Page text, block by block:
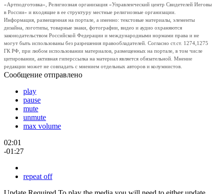
«Артподготовка», Религиозная организация «Управленческий центр Свидетелей Иеговы
в России» и входящие в ее структуру местные религиозные организации.
Информация, размещенная на портале, а именно: текстовые материалы, элементы
дизайна, логотипы, товарные знаки, фотографии, видео и аудио охраняются
законодательством Российской Федерации и международными нормами права и не
могут быть использованы без разрешения правообладателей. Согласно ст.ст. 1274,1275
ГК РФ, при любом использовании материалов, размещенных на портале, в том числе
цитировании, активная гиперссылка на материал является обязательной. Мнение
редакции может не совпадать с мнением отдельных авторов и колумнистов.
Сообщение отправлено
play
pause
mute
unmute
max volume
02:01
-01:27
repeat off